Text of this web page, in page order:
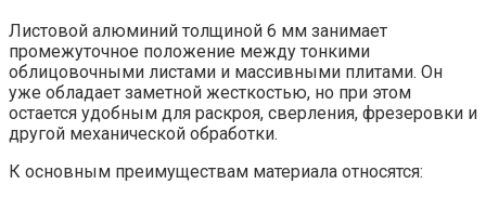
Листовой алюминий толщиной 6 мм занимает
промежуточное положение между тонкими
облицовочными листами и массивными плитами. Он
уже обладает заметной жесткостью, но при этом
остается удобным для раскроя, сверления, фрезеровки и
другой механической обработки.
К основным преимуществам материала относятся: